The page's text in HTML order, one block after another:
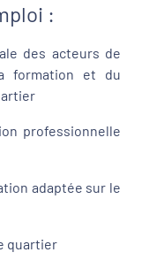
:
des acteurs de
formation et du
professionnelle
adaptée sur le
quartier